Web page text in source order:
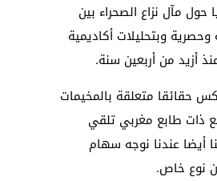
مآل نزاع الصحراء بين
وبتحليلات أكاديمية
أزيد من أربعين سنة.
حقائقا متعلقة بالمخيمات
ذات طابع مغربي تلقي
أيضا عندنا نوجه سهام
نوع خاص.